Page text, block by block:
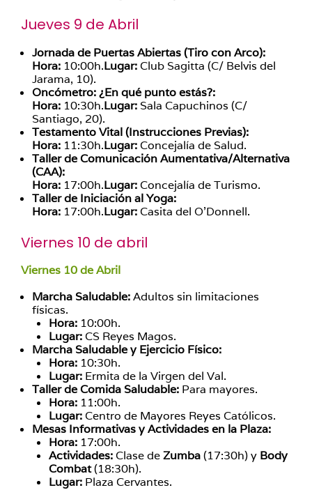
Jueves 9 de Abril
Jornada de Puertas Abiertas (Tiro con Arco):
Hora: 10:00h.Lugar: Club Sagitta (C/ Belvis del
Jarama, 10).
Oncómetro: ¿En qué punto estás?:
Hora: 10:30h.Lugar: Sala Capuchinos (C/
Santiago, 20).
Testamento Vital (Instrucciones Previas):
Hora: 11:30h.Lugar: Concejalía de Salud.
Taller de Comunicación Aumentativa/Alternativa
(CAA):
Hora: 17:00h.Lugar: Concejalía de Turismo.
Taller de Iniciación al Yoga:
Hora: 17:00h.Lugar: Casita del O’Donnell.
Viernes 10 de abril
Viernes 10 de Abril
Marcha Saludable:Adultos sin limitaciones
físicas.
Hora: 10:00h.
Lugar: CS Reyes Magos.
Marcha Saludable y Ejercicio Físico:
Hora: 10:30h.
Lugar: Ermita de la Virgen del Val.
Taller de Comida Saludable: Para mayores.
Hora: 11:00h.
Lugar: Centro de Mayores Reyes Católicos.
Mesas Informativas y Actividades en la Plaza:
Hora: 17:00h.
Actividades: Clase deZumba(17:30h) y Body
Combat(18:30h).
Lugar: Plaza Cervantes.